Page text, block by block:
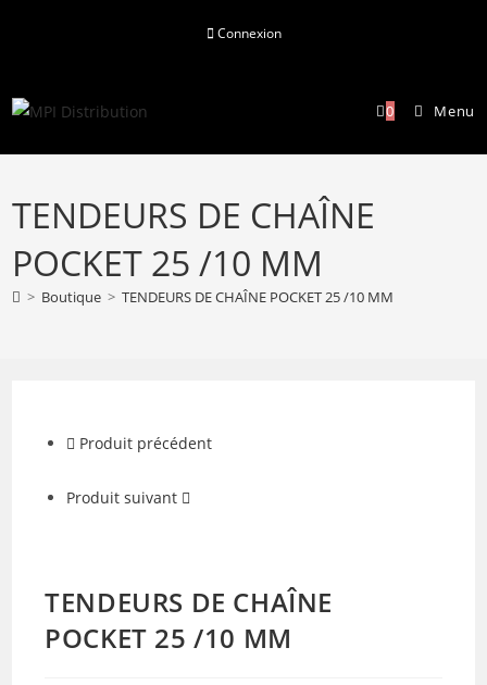
Connexion
0 Menu
TENDEURS DE CHAÎNE
POCKET 25 /10 MM
> Boutique > TENDEURS DE CHAÎNE POCKET 25 /10 MM
Produit précédent
Produit suivant
TENDEURS DE CHAÎNE
POCKET 25 /10 MM